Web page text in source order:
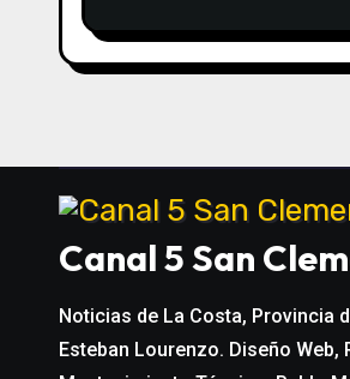
d
e
n
t
r
a
Canal 5 San
Noticias de La Costa, Provincia
Esteban Lourenzo. Diseño Web,